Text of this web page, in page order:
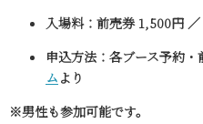
入場料：前売券 1,500円
申込方法：各ブース予約・
ム より
※男性も参加可能です。